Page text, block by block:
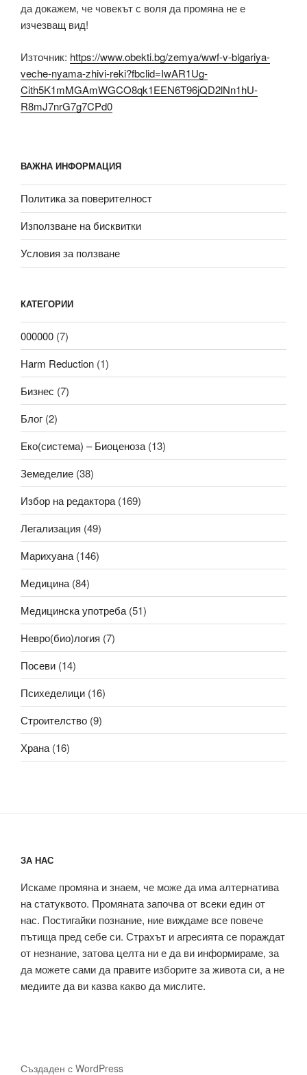
да докажем, че човекът с воля да промяна не е
изчезващ вид!
Източник: https://www.obekti.bg/zemya/wwf-v-blgariya-
veche-nyama-zhivi-reki?fbclid=IwAR1Ug-
Cith5K1mMGAmWGCO8qk1EEN6T96jQD2lNn1hU-
R8mJ7nrG7g7CPd0
ВАЖНА ИНФОРМАЦИЯ
Политика за поверителност
Използване на бисквитки
Условия за ползване
КАТЕГОРИИ
000000 (7)
Harm Reduction (1)
Бизнес (7)
Блог (2)
Еко(система) – Биоценоза (13)
Земеделие (38)
Избор на редактора (169)
Легализация (49)
Марихуана (146)
Медицина (84)
Медицинска употреба (51)
Невро(био)логия (7)
Посеви (14)
Психеделици (16)
Строителство (9)
Храна (16)
ЗА НАС
Искаме промяна и знаем, че може да има алтернатива
на статуквото. Промяната започва от всеки един от
нас. Постигайки познание, ние виждаме все повече
пътища пред себе си. Страхът и агресията се пораждат
от незнание, затова целта ни е да ви информираме, за
да можете сами да правите изборите за живота си, а не
медиите да ви казва какво да мислите.
Създаден с WordPress